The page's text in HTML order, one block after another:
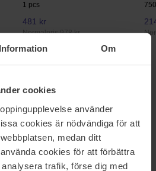
Information Om
cookies
använder
cookies är nödvändiga för att
medan ditt
cookies för att förbättra
trafik, förse dig med
1 pcs
481 kr
Normalpris 978 kr
hår du altid har drømt om med
extensions sortiment fra Rapunzel of
med de bedste produkter når
noget undtag når det kommer til
og krøllede, alle frisurer bliver
extensions, der desuden findes i